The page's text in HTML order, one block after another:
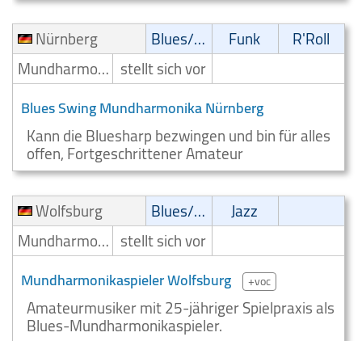
Nürnberg
Blues/Swing Funk
R'Roll
Mundharmonikaspieler stellt sich vor
Blues Swing Mundharmonika Nürnberg
Kann die Bluesharp bezwingen und bin für alles
offen, Fortgeschrittener Amateur
Wolfsburg
Blues/Swing
Jazz
Mundharmonikaspieler stellt sich vor
Mundharmonikaspieler Wolfsburg +voc
Amateurmusiker mit 25-jähriger Spielpraxis als
Blues-Mundharmonikaspieler.